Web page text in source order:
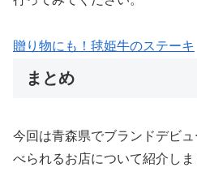
贈り物にも！毬姫牛のステーキ
まとめ
今回は青森県でブランドデビュ
べられるお店について紹介しま